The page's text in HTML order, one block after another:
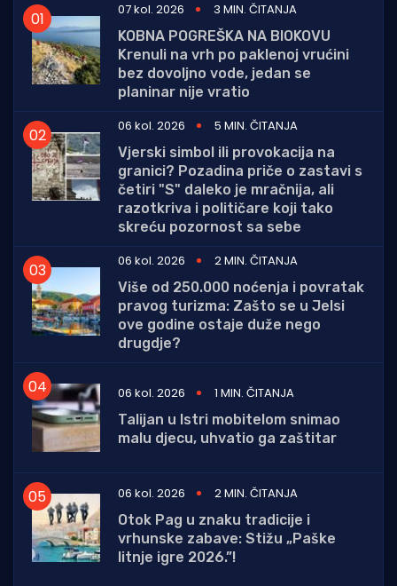
07 kol. 2026
3 MIN. ČITANJA
KOBNA POGREŠKA NA BIOKOVU
Krenuli na vrh po paklenoj vrućini
bez dovoljno vode, jedan se
planinar nije vratio
06 kol. 2026
5 MIN. ČITANJA
Vjerski simbol ili provokacija na
granici? Pozadina priče o zastavi s
četiri "S" daleko je mračnija, ali
razotkriva i političare koji tako
skreću pozornost sa sebe
06 kol. 2026
2 MIN. ČITANJA
Više od 250.000 noćenja i povratak
pravog turizma: Zašto se u Jelsi
ove godine ostaje duže nego
drugdje?
06 kol. 2026
1 MIN. ČITANJA
Talijan u Istri mobitelom snimao
malu djecu, uhvatio ga zaštitar
06 kol. 2026
2 MIN. ČITANJA
Otok Pag u znaku tradicije i
vrhunske zabave: Stižu „Paške
litnje igre 2026.”!